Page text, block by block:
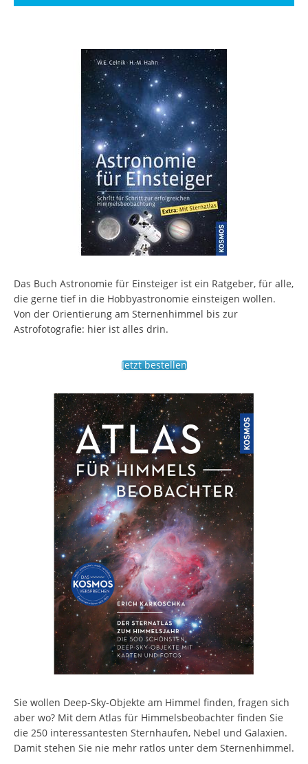
Das Buch Astronomie für Einsteiger ist ein Ratgeber, für alle,
die gerne tief in die Hobbyastronomie einsteigen wollen.
Von der Orientierung am Sternenhimmel bis zur
Astrofotografie: hier ist alles drin.
Jetzt bestellen
Sie wollen Deep-Sky-Objekte am Himmel finden, fragen sich
aber wo? Mit dem Atlas für Himmelsbeobachter finden Sie
die 250 interessantesten Sternhaufen, Nebel und Galaxien.
Damit stehen Sie nie mehr ratlos unter dem Sternenhimmel.